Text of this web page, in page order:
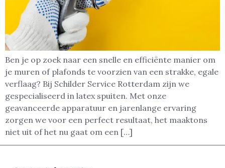
Ben je op zoek naar een snelle en efficiënte manier om
je muren of plafonds te voorzien van een strakke, egale
verflaag? Bij Schilder Service Rotterdam zijn we
gespecialiseerd in latex spuiten. Met onze
geavanceerde apparatuur en jarenlange ervaring
zorgen we voor een perfect resultaat, het maaktons
niet uit of het nu gaat om een […]